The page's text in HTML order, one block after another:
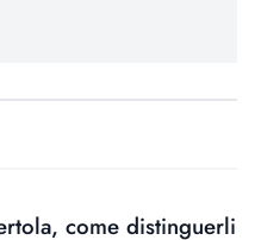
come distinguerli